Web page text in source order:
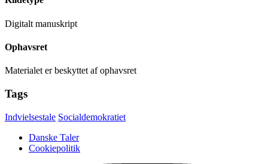
Digitalt manuskript
Ophavsret
Materialet er beskyttet af ophavsret
Tags
Indvielsestale Socialdemokratiet
Danske Taler
Cookiepolitik